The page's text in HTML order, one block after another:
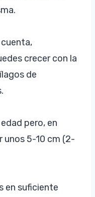
crecer con la
de
pero, en
unos 5-10 cm (2-
en suficiente